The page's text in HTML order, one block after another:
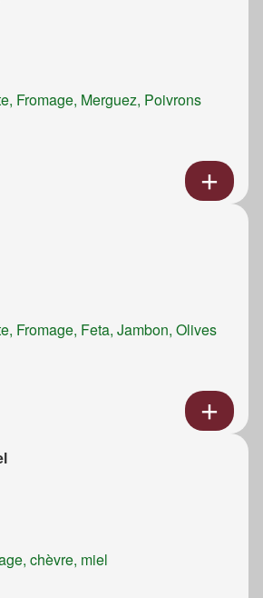
Fromage, Merguez, Poivrons
Fromage, Feta, Jambon, Olives
chèvre, miel